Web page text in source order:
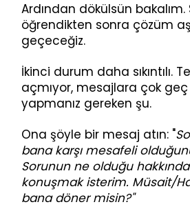
Ardından dökülsün bakalım.
öğrendikten sonra çözüm
geçeceğiz.
İkinci durum daha sıkıntılı.
açmıyor, mesajlara çok
yapmanız gereken şu.
Ona şöyle bir mesaj atın: "
bana karşı mesafeli
Sorunun ne olduğu
konuşmak isterim. Müsait/
bana döner misin?"